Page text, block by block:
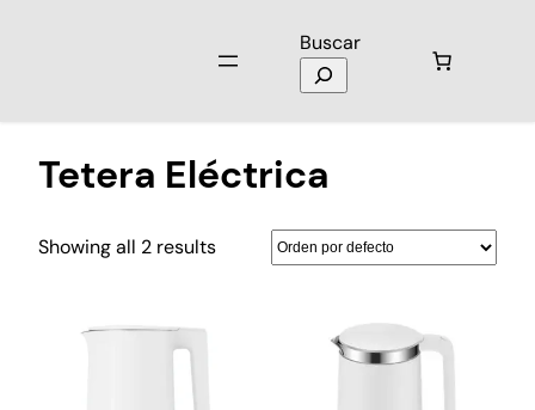
Buscar
Tetera Eléctrica
Showing all 2 results